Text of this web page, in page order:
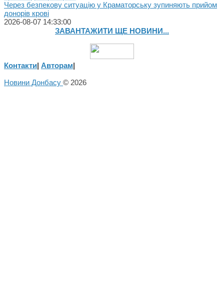
Через безпекову ситуацію у Краматорську зупиняють прийом
донорів крові
2026-08-07 14:33:00
ЗАВАНТАЖИТИ ЩЕ НОВИНИ...
Контакти| Авторам|
Новини Донбасу © 2026